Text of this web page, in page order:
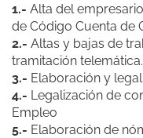
1.- Alta del
de Código Cuenta de
2.- Altas y bajas de
tramitación telemática.
3.- Elaboración y
4.- Legalización de
Empleo
5.- Elaboración de